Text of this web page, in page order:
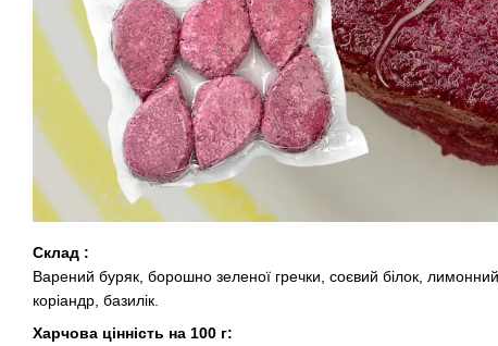
Склад :
Варений буряк, борошно зеленої гречки, соєвий білок, лимонний
коріандр, базилік.
Харчова цінність на 100 г: